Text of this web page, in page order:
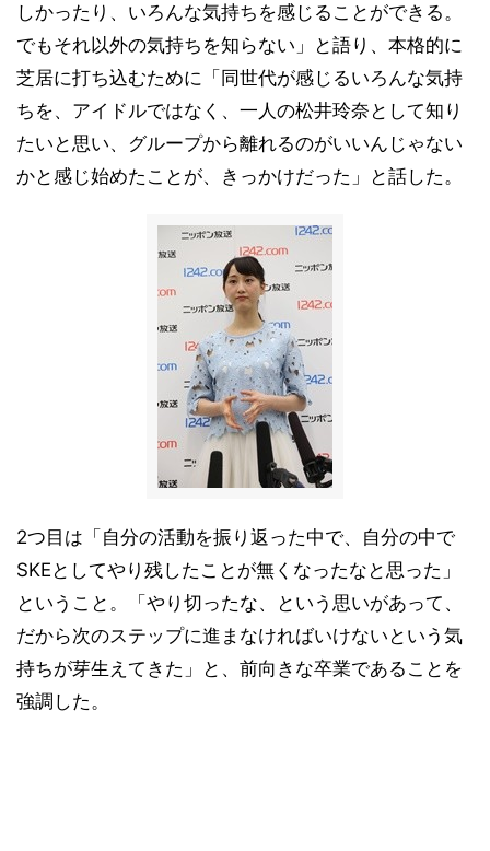
しかったり、いろんな気持ちを感じることができる。
でもそれ以外の気持ちを知らない」と語り、本格的に
芝居に打ち込むために「同世代が感じるいろんな気持
ちを、アイドルではなく、一人の松井玲奈として知り
たいと思い、グループから離れるのがいいんじゃない
かと感じ始めたことが、きっかけだった」と話した。
2つ目は「自分の活動を振り返った中で、自分の中で
SKEとしてやり残したことが無くなったなと思った」
ということ。「やり切ったな、という思いがあって、
だから次のステップに進まなければいけないという気
持ちが芽生えてきた」と、前向きな卒業であることを
強調した。